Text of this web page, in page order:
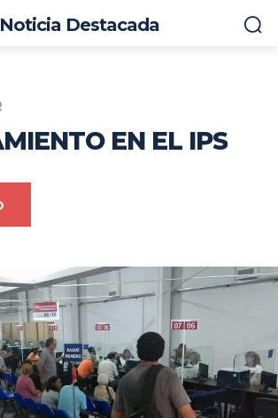
Noticia Destacada
EN EL IPS